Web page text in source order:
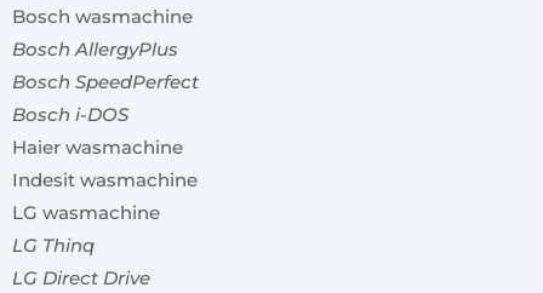
Bosch wasmachine
Bosch AllergyPlus
Bosch SpeedPerfect
Bosch i-DOS
Haier wasmachine
Indesit wasmachine
LG wasmachine
LG Thinq
LG Direct Drive